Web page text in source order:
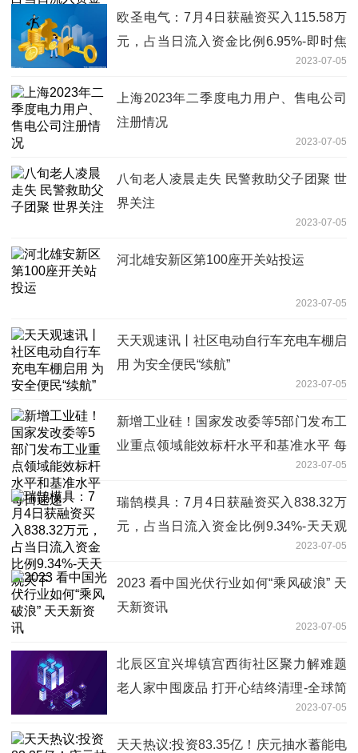
欧圣电气：7月4日获融资买入115.58万
元，占当日流入资金比例6.95%-即时焦
2023-07-05
上海2023年二季度电力用户、售电公司
注册情况
2023-07-05
八旬老人凌晨走失 民警救助父子团聚 世
界关注
2023-07-05
河北雄安新区第100座开关站投运
2023-07-05
天天观速讯丨社区电动自行车充电车棚启
用 为安全便民“续航”
2023-07-05
新增工业硅！国家发改委等5部门发布工
业重点领域能效标杆水平和基准水平 每
2023-07-05
瑞鹄模具：7月4日获融资买入838.32万
元，占当日流入资金比例9.34%-天天观
2023-07-05
2023 看中国光伏行业如何“乘风破浪” 天
天新资讯
2023-07-05
北辰区宜兴埠镇宫西街社区聚力解难题
老人家中囤废品 打开心结终清理-全球简
2023-07-05
天天热议:投资83.35亿！庆元抽水蓄能电